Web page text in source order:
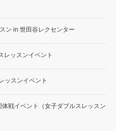
ン in 世田谷レクセンター
レッスンイベント
ッスンイベント
戦イベント（女子ダブルスレッスン